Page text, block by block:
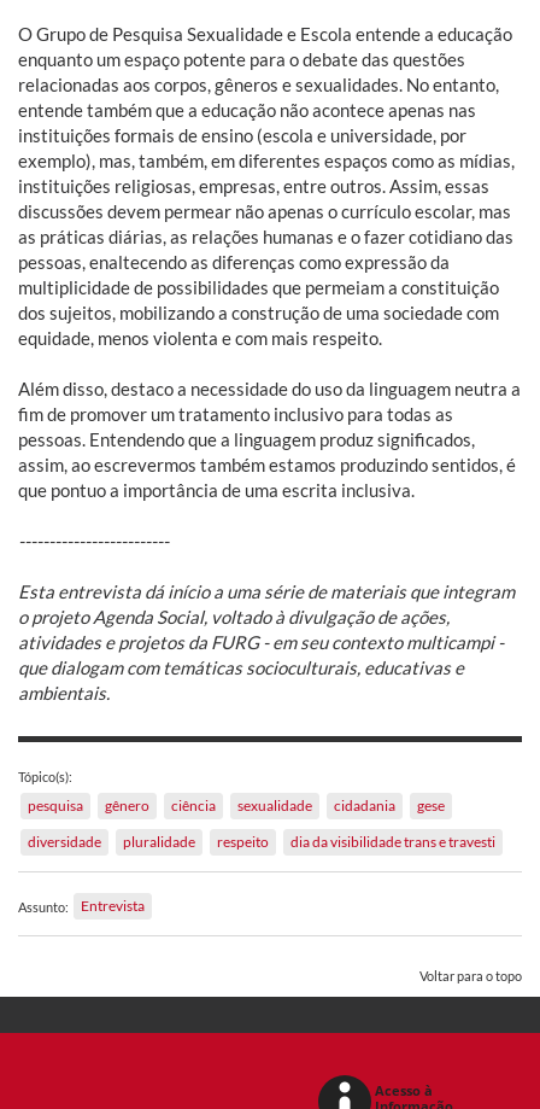
O Grupo de Pesquisa Sexualidade e Escola entende a educação
enquanto um espaço potente para o debate das questões
relacionadas aos corpos, gêneros e sexualidades. No entanto,
entende também que a educação não acontece apenas nas
instituições formais de ensino (escola e universidade, por
exemplo), mas, também, em diferentes espaços como as mídias,
instituições religiosas, empresas, entre outros. Assim, essas
discussões devem permear não apenas o currículo escolar, mas
as práticas diárias, as relações humanas e o fazer cotidiano das
pessoas, enaltecendo as diferenças como expressão da
multiplicidade de possibilidades que permeiam a constituição
dos sujeitos, mobilizando a construção de uma sociedade com
equidade, menos violenta e com mais respeito.
Além disso, destaco a necessidade do uso da linguagem neutra a
fim de promover um tratamento inclusivo para todas as
pessoas. Entendendo que a linguagem produz significados,
assim, ao escrevermos também estamos produzindo sentidos, é
que pontuo a importância de uma escrita inclusiva.
-------------------------
Esta entrevista dá início a uma série de materiais que integram
o projeto Agenda Social, voltado à divulgação de ações,
atividades e projetos da FURG - em seu contexto multicampi -
que dialogam com temáticas socioculturais, educativas e
ambientais.
Tópico(s):
pesquisa gênero ciência sexualidade cidadania
gese
diversidade
pluralidade respeito dia da visibilidade trans e travesti
Assunto: Entrevista
Voltar para o topo